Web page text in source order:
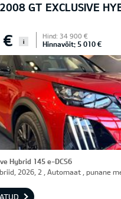
GT EXCLUSIVE
€ i
Hind: 34 900 €
Hinnavõit: 5 010 €
Hybrid 145 e-DCS6
2026, 2 , Automaat , punane